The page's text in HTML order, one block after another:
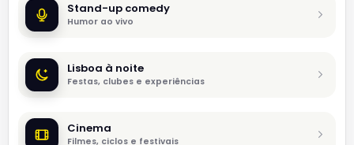
Stand-up comedy
Humor ao vivo
Lisboa à noite
Festas, clubes e experiências
Cinema
Filmes, ciclos e festivais